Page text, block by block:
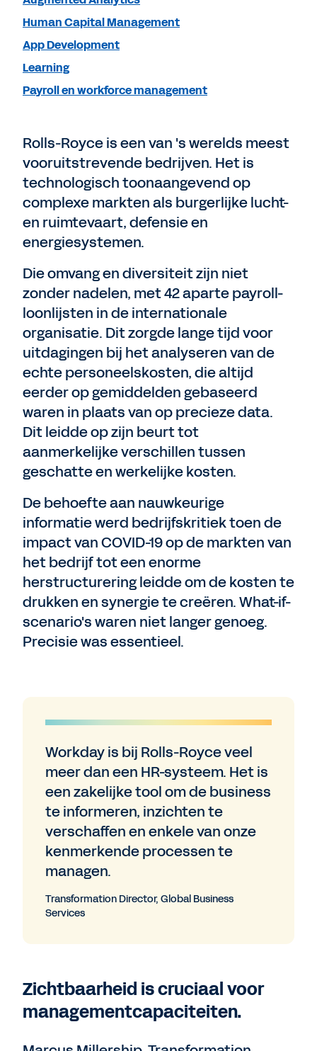
Rolls-Royce is een van 's werelds meest
vooruitstrevende bedrijven. Het is
technologisch toonaangevend op
complexe markten als burgerlijke lucht-
en ruimtevaart, defensie en
energiesystemen.
Die omvang en diversiteit zijn niet
zonder nadelen, met 42 aparte payroll-
loonlijsten in de internationale
organisatie. Dit zorgde lange tijd voor
uitdagingen bij het analyseren van de
echte personeelskosten, die altijd
eerder op gemiddelden gebaseerd
waren in plaats van op precieze data.
Dit leidde op zijn beurt tot
aanmerkelijke verschillen tussen
geschatte en werkelijke kosten.
De behoefte aan nauwkeurige
informatie werd bedrijfskritiek toen de
impact van COVID-19 op de markten van
het bedrijf tot een enorme
herstructurering leidde om de kosten te
drukken en synergie te creëren. What-if-
scenario's waren niet langer genoeg.
Precisie was essentieel.
Workday is bij Rolls-Royce veel
meer dan een HR-systeem. Het is
een zakelijke tool om de business
te informeren, inzichten te
verschaffen en enkele van onze
kenmerkende processen te
managen.
Transformation Director, Global Business
Services
Zichtbaarheid is cruciaal voor
managementcapaciteiten.
Human Capital Management
App Development
Learning
Payroll en workforce management